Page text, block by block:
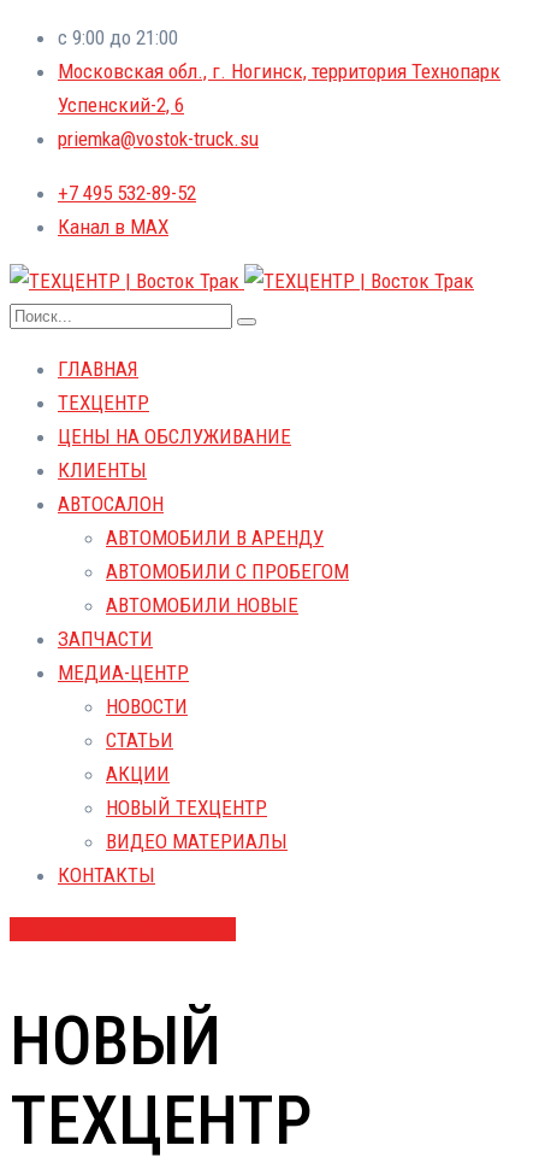
с 9:00 до 21:00
Московская обл., г. Ногинск, территория Технопарк
Успенский-2, 6
priemka@vostok-truck.su
+7 495 532-89-52
Канал в MAX
ГЛАВНАЯ
ТЕХЦЕНТР
ЦЕНЫ НА ОБСЛУЖИВАНИЕ
КЛИЕНТЫ
АВТОСАЛОН
АВТОМОБИЛИ В АРЕНДУ
АВТОМОБИЛИ С ПРОБЕГОМ
АВТОМОБИЛИ НОВЫЕ
ЗАПЧАСТИ
МЕДИА-ЦЕНТР
НОВОСТИ
СТАТЬИ
АКЦИИ
НОВЫЙ ТЕХЦЕНТР
ВИДЕО МАТЕРИАЛЫ
КОНТАКТЫ
НОВЫЙ
ТЕХЦЕНТР